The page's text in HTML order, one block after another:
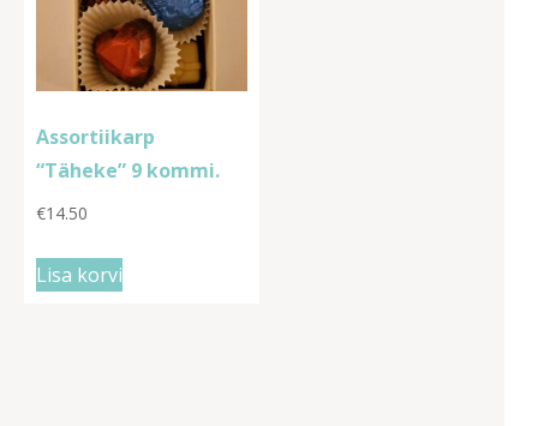
Assortiikarp
“Täheke” 9 kommi.
€14.50
Lisa korvi